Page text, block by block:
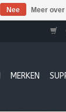
MERKEN
Nee Meer